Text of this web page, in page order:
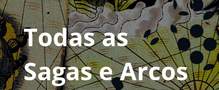
Todas as
Sagas e Arcos